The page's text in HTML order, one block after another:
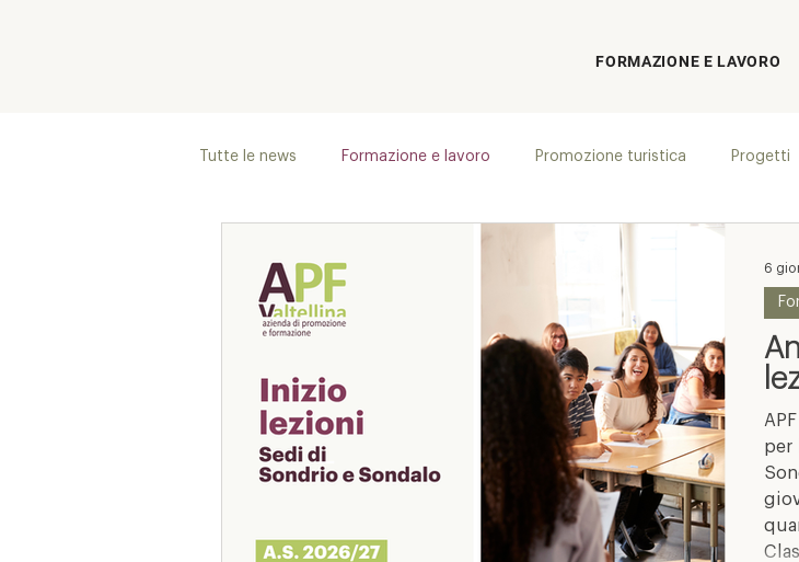
FORMAZIONE E LAVORO
Tutte le news Formazione e lavoro Promozione turistica Progetti
per
6